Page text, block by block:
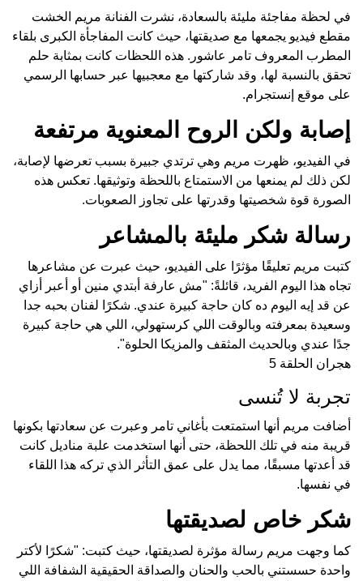
في لحظة مفاجئة مليئة بالسعادة، نشرت الفنانة مريم الخشت
مقطع فيديو يجمعها مع صديقتها، حيث كانت المفاجأة الكبرى بلقاء
المطرب المعروف تامر عاشور. هذه اللحظات كانت بمثابة حلم
تحقق بالنسبة لها، وقد شاركتها مع معجبيها عبر حسابها الرسمي
على موقع إنستجرام.
إصابة ولكن الروح المعنوية مرتفعة
في الفيديو، ظهرت مريم وهي ترتدي جبيرة بسبب تعرضها لإصابة،
لكن ذلك لم يمنعها من الاستمتاع باللحظة وتوثيقها. تعكس هذه
الصورة قوة شخصيتها وقدرتها على تجاوز الصعوبات.
رسالة شكر مليئة بالمشاعر
كتبت مريم تعليقًا مؤثرًا على الفيديو، حيث عبرت عن مشاعرها
تجاه هذا اليوم الفريد، قائلةً: "مش عارفة أبتدي منين أو أعبر أزاي
عن قد إيه اليوم ده كان حاجة كبيرة عندي. شكرًا لفنان بحبه جدا
وسعيدة بمعرفته وبالوقت اللي كرستهولي، اللي هي حاجة كبيرة
جدًا عندي وبالحديث المثقف والمزيكا الحلوة".
هجران الحلقة 5
تجربة لا تُنسى
أضافت مريم أنها استمتعت بأغاني تامر وعبرت عن سعادتها بكونها
قريبة منه في تلك اللحظة، حتى أنها استخدمت علبة مناديل كانت
قد أعدتها مسبقًا، مما يدل على عمق التأثر الذي تركه هذا اللقاء
في نفسها.
شكر خاص لصديقتها
كما وجهت مريم رسالة مؤثرة لصديقتها، حيث كتبت: "شكرًا لأكتر
واحدة حسستني بالحب والحنان والصداقة الحقيقية الشفافة اللي